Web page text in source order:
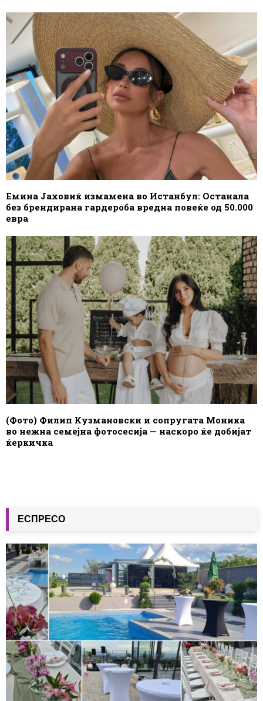
Емина Јаховиќ измамена во Истанбул: Останала
без брендирана гардероба вредна повеќе од 50.000
евра
(Фото) Филип Кузмановски и сопругата Моника
во нежна семејна фотосесија — наскоро ќе добијат
ќеркичка
ЕСПРЕСО